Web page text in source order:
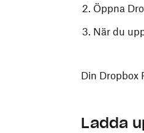
Öppna
När du
Din Dropbox
Ladda